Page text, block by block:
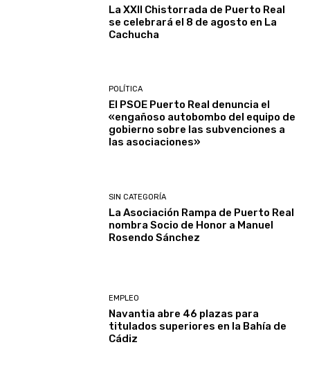
La XXII Chistorrada de Puerto Real
se celebrará el 8 de agosto en La
Cachucha
POLÍTICA
El PSOE Puerto Real denuncia el
«engañoso autobombo del equipo de
gobierno sobre las subvenciones a
las asociaciones»
SIN CATEGORÍA
La Asociación Rampa de Puerto Real
nombra Socio de Honor a Manuel
Rosendo Sánchez
EMPLEO
Navantia abre 46 plazas para
titulados superiores en la Bahía de
Cádiz